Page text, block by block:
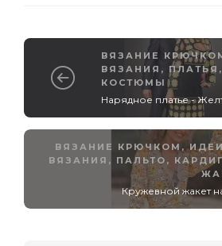
ВЯЗАНИЕ
ВЯЗАНИЯ ,
КОСТЮМЫ
Нарядное платье -
ВЯЗАНИЕ КРЮЧКОМ ,
ВЯЗАНИЯ , ПАЛЬТО,
Кружевной жакет